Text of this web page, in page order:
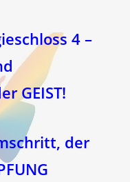
4 –
GEIST!
der